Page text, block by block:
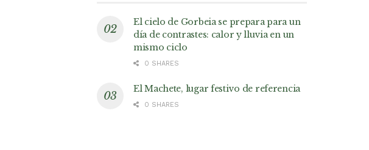
El cielo de Gorbeia se prepara para un
día de contrastes: calor y lluvia en un
mismo ciclo
0 SHARES
El Machete, lugar festivo de referencia
0 SHARES